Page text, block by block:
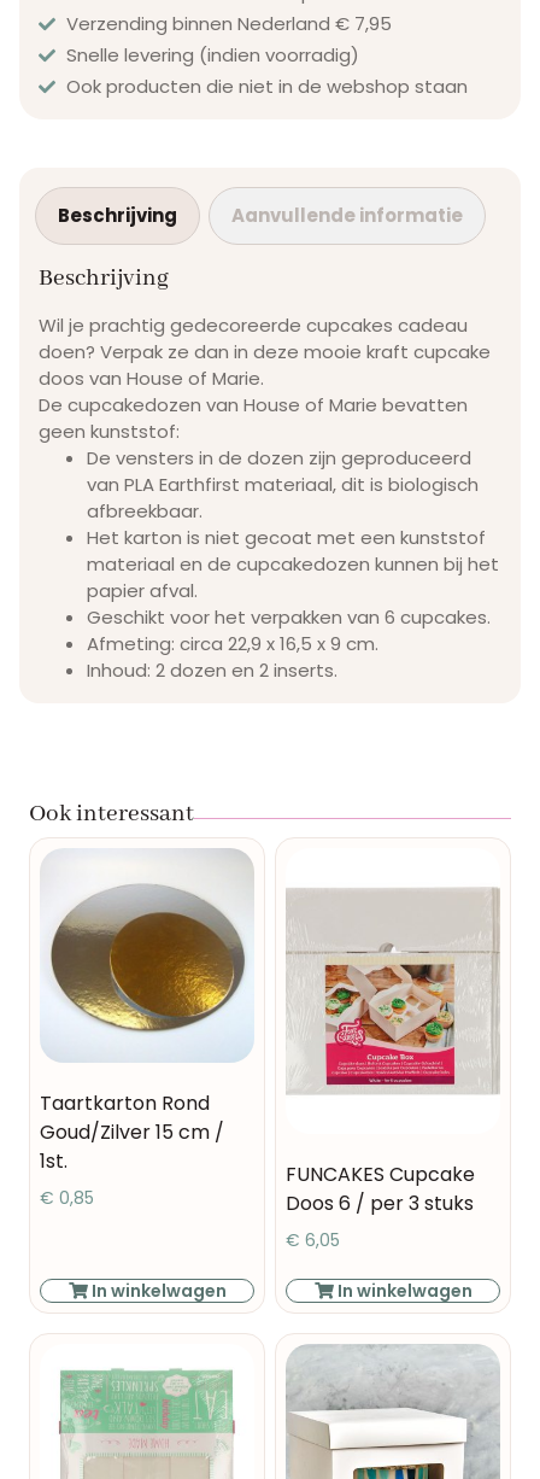
Verzending binnen Nederland € 7,95
Snelle levering (indien voorradig)
Ook producten die niet in de webshop staan​
Beschrijving Aanvullende informatie
Beschrijving
Wil je prachtig gedecoreerde cupcakes cadeau
doen? Verpak ze dan in deze mooie kraft cupcake
doos van House of Marie.
De cupcakedozen van House of Marie bevatten
geen kunststof:
De vensters in de dozen zijn geproduceerd
van PLA Earthfirst materiaal, dit is biologisch
afbreekbaar.
Het karton is niet gecoat met een kunststof
materiaal en de cupcakedozen kunnen bij het
papier afval.
Geschikt voor het verpakken van 6 cupcakes.
Afmeting: circa 22,9 x 16,5 x 9 cm.
Inhoud: 2 dozen en 2 inserts.
Ook interessant
Taartkarton Rond
Goud/Zilver 15 cm /
1st.
€ 0,85
In winkelwagen
FUNCAKES Cupcake
Doos 6 / per 3 stuks
€ 6,05
In winkelwagen